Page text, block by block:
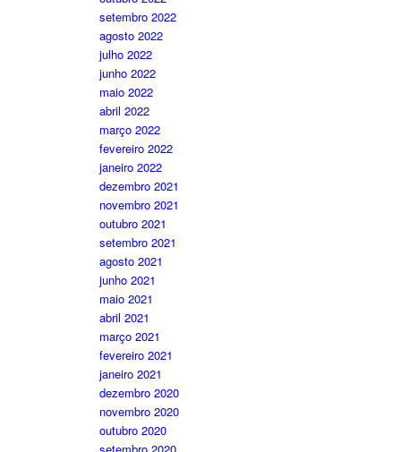
setembro 2022
agosto 2022
julho 2022
junho 2022
maio 2022
abril 2022
março 2022
fevereiro 2022
janeiro 2022
dezembro 2021
novembro 2021
outubro 2021
setembro 2021
agosto 2021
junho 2021
maio 2021
abril 2021
março 2021
fevereiro 2021
janeiro 2021
dezembro 2020
novembro 2020
outubro 2020